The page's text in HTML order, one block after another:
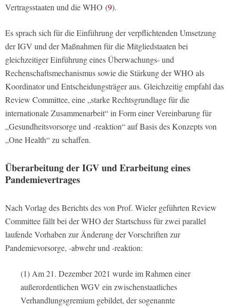
Vertragsstaaten und die WHO (9).
Es sprach sich für die Einführung der verpflichtenden Umsetzung
der IGV und der Maßnahmen für die Mitgliedstaaten bei
gleichzeitiger Einführung eines Überwachungs- und
Rechenschaftsmechanismus sowie die Stärkung der WHO als
Koordinator und Entscheidungsträger aus. Gleichzeitig empfahl das
Review Committee, eine „starke Rechtsgrundlage für die
internationale Zusammenarbeit“ in Form einer Vereinbarung für
„Gesundheitsvorsorge und -reaktion“ auf Basis des Konzepts von
„One Health“ zu schaffen.
Überarbeitung der IGV und Erarbeitung eines
Pandemievertrages
Nach Vorlag des Berichts des von Prof. Wieler geführten Review
Committee fällt bei der WHO der Startschuss für zwei parallel
laufende Vorhaben zur Änderung der Vorschriften zur
Pandemievorsorge, -abwehr und -reaktion:
(1) Am 21. Dezember 2021 wurde im Rahmen einer
außerordentlichen WGV ein zwischenstaatliches
Verhandlungsgremium gebildet, der sogenannte